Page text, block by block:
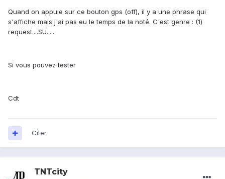
Quand on appuie sur ce bouton gps (off), il y a une phrase qui
s'affiche mais j'ai pas eu le temps de la noté. C'est genre : (1)
request....SU.....
Si vous pouvez tester
Cdt
Citer
TNTcity